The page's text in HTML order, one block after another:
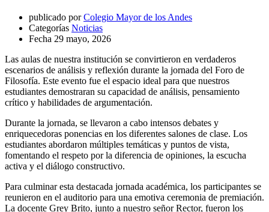
publicado por Colegio Mayor de los Andes
Categorías Noticias
Fecha 29 mayo, 2026
Las aulas de nuestra institución se convirtieron en verdaderos
escenarios de análisis y reflexión durante la jornada del Foro de
Filosofía. Este evento fue el espacio ideal para que nuestros
estudiantes demostraran su capacidad de análisis, pensamiento
crítico y habilidades de argumentación.
Durante la jornada, se llevaron a cabo intensos debates y
enriquecedoras ponencias en los diferentes salones de clase. Los
estudiantes abordaron múltiples temáticas y puntos de vista,
fomentando el respeto por la diferencia de opiniones, la escucha
activa y el diálogo constructivo.
Para culminar esta destacada jornada académica, los participantes se
reunieron en el auditorio para una emotiva ceremonia de premiación.
La docente Grey Brito, junto a nuestro señor Rector, fueron los